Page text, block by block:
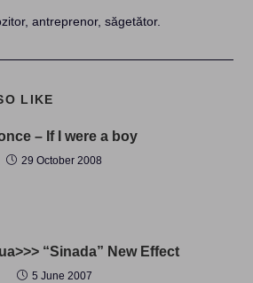
antreprenor, săgetător.
LIKE
– If I were a boy
29 October 2008
“Sinada” New Effect
5 June 2007